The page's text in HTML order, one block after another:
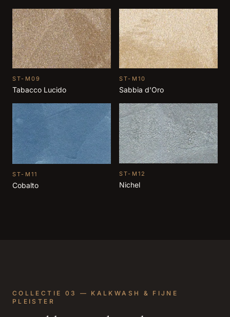
ST-M09
Tabacco Lucido
ST-M10
Sabbia d'Oro
ST-M11
Cobalto
ST-M12
Nichel
COLLECTIE 03 — KALKWASH & FIJNE
PLEISTER